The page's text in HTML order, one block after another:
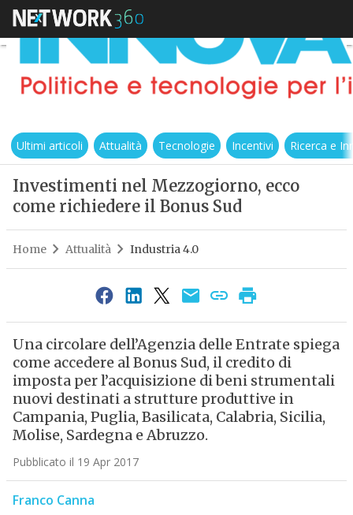
Ultimi articoli Attualità Tecnologie Incentivi Ricerca e
Investimenti nel Mezzogiorno, ecco
come richiedere il Bonus Sud
Home Attualità Industria 4.0
Una circolare dell’Agenzia delle Entrate spiega
come accedere al Bonus Sud, il credito di
imposta per l’acquisizione di beni strumentali
nuovi destinati a strutture produttive in
Campania, Puglia, Basilicata, Calabria, Sicilia,
Molise, Sardegna e Abruzzo.
Pubblicato il 19 Apr 2017
Franco Canna